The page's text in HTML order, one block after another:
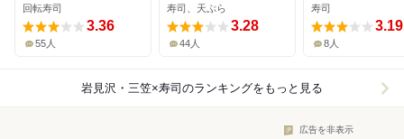
回転寿司
3.36
55人
寿司、天ぷら
3.28
44人
寿司
3.19
8人
岩見沢・三笠×寿司 のランキングをもっと見る
広告を非表示